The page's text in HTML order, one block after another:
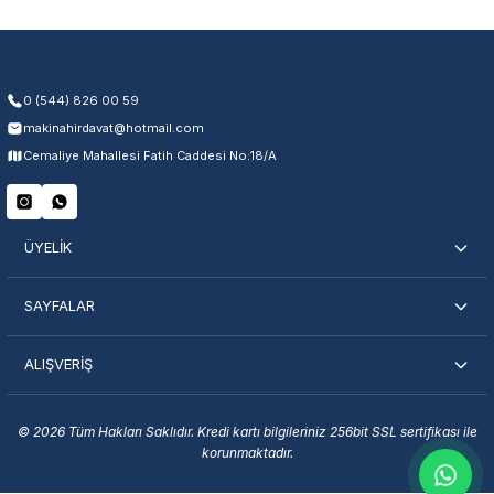
Servisi Nasıl Bulurum?
0 (544) 826 00 59
makinahirdavat@hotmail.com
Cemaliye Mahallesi Fatih Caddesi No:18/A
ÜYELİK
SAYFALAR
ALIŞVERİŞ
© 2026 Tüm Hakları Saklıdır. Kredi kartı bilgileriniz 256bit SSL sertifikası ile
korunmaktadır.